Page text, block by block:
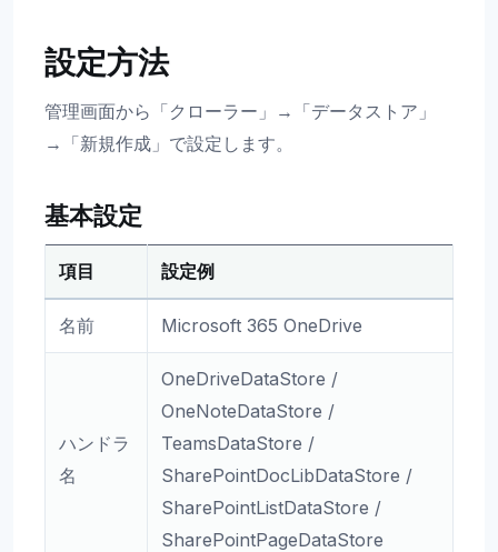
設定方法
管理画面から「クローラー」→「データストア」
→「新規作成」で設定します。
基本設定
項目 設定例
名前 Microsoft 365 OneDrive
ハンドラ
名
OneDriveDataStore /
OneNoteDataStore /
TeamsDataStore /
SharePointDocLibDataStore /
SharePointListDataStore /
SharePointPageDataStore